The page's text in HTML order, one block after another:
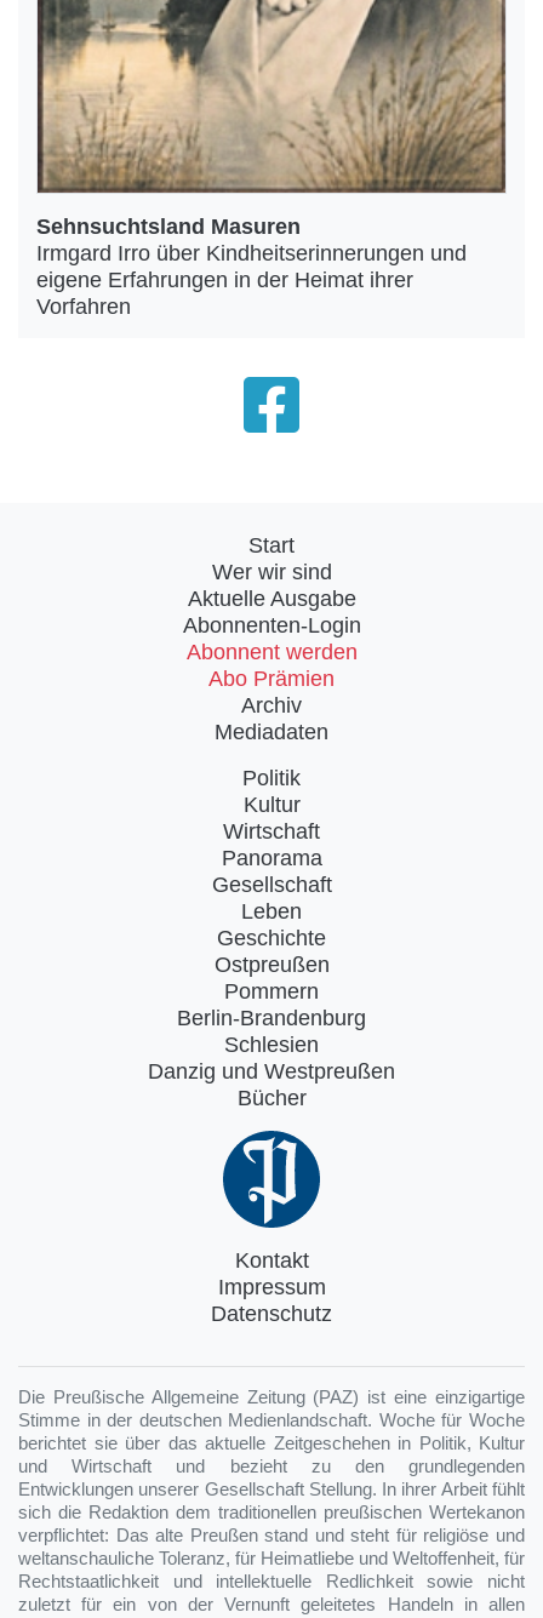
Sehnsuchtsland Masuren
Irmgard Irro über Kindheitserinnerungen und
eigene Erfahrungen in der Heimat ihrer
Vorfahren
Start
Wer wir sind
Aktuelle Ausgabe
Abonnenten-Login
Abonnent werden
Abo Prämien
Archiv
Mediadaten
Politik
Kultur
Wirtschaft
Panorama
Gesellschaft
Leben
Geschichte
Ostpreußen
Pommern
Berlin-Brandenburg
Schlesien
Danzig und Westpreußen
Bücher
Kontakt
Impressum
Datenschutz
Die Preußische Allgemeine Zeitung (PAZ) ist eine einzigartige
Stimme in der deutschen Medienlandschaft. Woche für Woche
berichtet sie über das aktuelle Zeitgeschehen in Politik, Kultur
und Wirtschaft und bezieht zu den grundlegenden
Entwicklungen unserer Gesellschaft Stellung. In ihrer Arbeit fühlt
sich die Redaktion dem traditionellen preußischen Wertekanon
verpflichtet: Das alte Preußen stand und steht für religiöse und
weltanschauliche Toleranz, für Heimatliebe und Weltoffenheit, für
Rechtstaatlichkeit und intellektuelle Redlichkeit sowie nicht
zuletzt für ein von der Vernunft geleitetes Handeln in allen